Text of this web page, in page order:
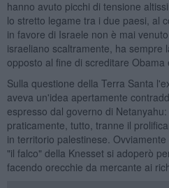
hanno avuto picchi di tensione
lo stretto legame tra i due paesi, al
in favore di Israele non è mai
israeliano scaltramente, ha sempre
opposto al fine di screditare Obama
Sulla questione della Terra Santa
aveva un'idea apertamente
espresso dal governo di
praticamente, tutto, tranne il
in territorio palestinese.
"il falco" della Knesset si adoperò
facendo orecchie da mercante ai